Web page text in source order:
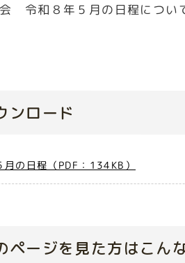
令和８年５月の日程につい
ンロード
月の日程（PDF：134KB）
ページを見た方はこん